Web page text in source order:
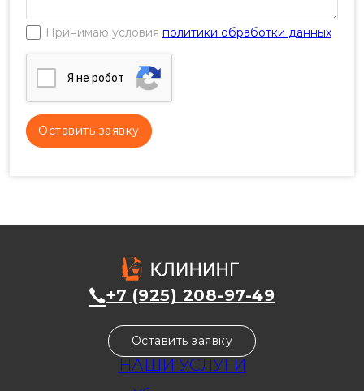
Принимаю условия политики обработки данных
Я нe poбoт
НАШИ УСЛУГИ
+7 (925) 208-97-49
Оставить заявку